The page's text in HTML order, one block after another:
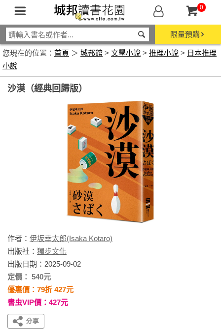
0
限量預購
您現在的位置： 首頁 ＞ 城邦館 > 文學小說 > 推理小說 > 日本推理
小說
沙漠（經典回歸版）
作者： 伊坂幸太郎(Isaka Kotaro)
出版社： 獨步文化
出版日期：2025-09-02
定價： 540元
優惠價：79折 427元
書虫VIP價：427元